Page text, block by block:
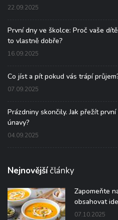
22.09.2025
První dny ve školce: Proč vaše
to vlastně dobře?
16.09.2025
Co jíst a pít pokud vás trápí
07.09.2025
Prázdniny skončily. Jak přežít
únavy?
04.09.2025
Nejnovějšíčlánky
Zapomeňte
obsahovat
07.10.2025